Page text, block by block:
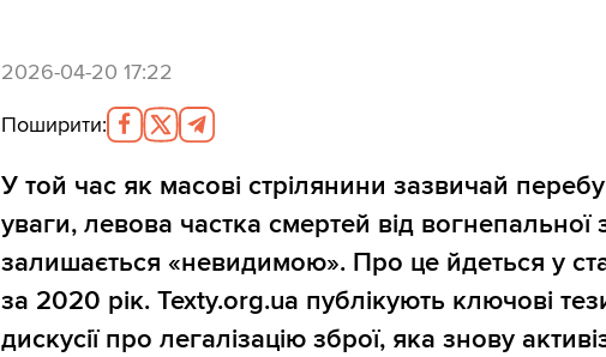
2026-04-20 17:22
Поширити:
У той час як масові стрілянини зазвичай
уваги, левова частка смертей від вогнепальної
залишається «невидимою». Про це йдеться у
за 2020 рік. Texty.org.ua публікують ключові тези
дискусії про легалізацію зброї, яка знову